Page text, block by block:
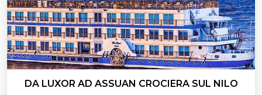
DA LUXOR AD ASSUAN CROCIERA SUL NILO